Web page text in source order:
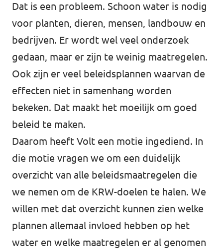
Dat is een probleem. Schoon water is nodig
voor planten, dieren, mensen, landbouw en
bedrijven. Er wordt wel veel onderzoek
gedaan, maar er zijn te weinig maatregelen.
Ook zijn er veel beleidsplannen waarvan de
effecten niet in samenhang worden
bekeken. Dat maakt het moeilijk om goed
beleid te maken.
Daarom heeft Volt een motie ingediend. In
die motie vragen we om een duidelijk
overzicht van alle beleidsmaatregelen die
we nemen om de KRW-doelen te halen. We
willen met dat overzicht kunnen zien welke
plannen allemaal invloed hebben op het
water en welke maatregelen er al genomen